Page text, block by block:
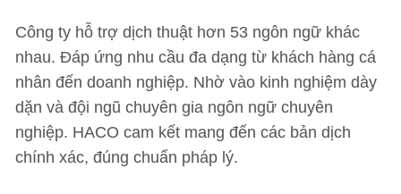
Công ty hỗ trợ dịch thuật hơn 53 ngôn ngữ khác
nhau. Đáp ứng nhu cầu đa dạng từ khách hàng cá
nhân đến doanh nghiệp. Nhờ vào kinh nghiệm dày
dặn và đội ngũ chuyên gia ngôn ngữ chuyên
nghiệp. HACO cam kết mang đến các bản dịch
chính xác, đúng chuẩn pháp lý.